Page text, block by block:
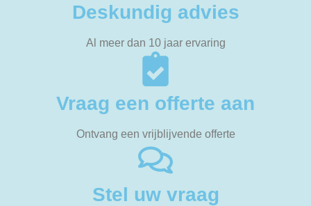
Deskundig advies
Al meer dan 10 jaar ervaring
Vraag een offerte aan
Ontvang een vrijblijvende offerte
Stel uw vraag